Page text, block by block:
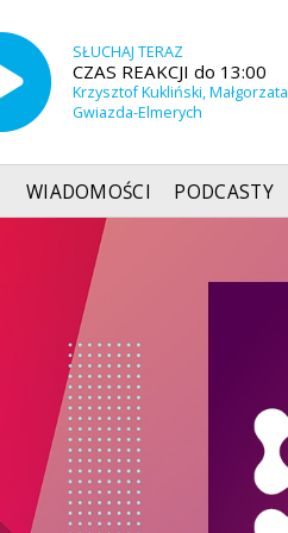
SŁUCHAJ TERAZ
CZAS REAKCJI do 13:00
Krzysztof Kukliński, Małgorzata
Gwiazda-Elmerych
WIADOMOŚCI PODCASTY